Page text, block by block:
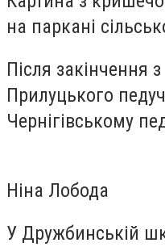
на паркані
Після закінчення
Прилуцького
Чернігівському
Ніна Лобода
У Дружбинській